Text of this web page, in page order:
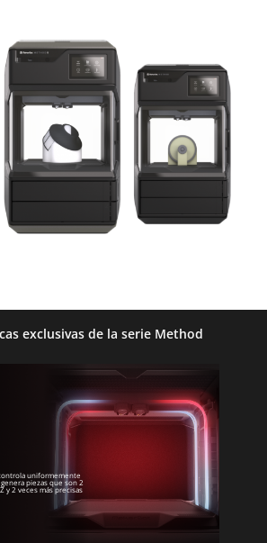
exclusivas de la serie Method
uniformemente
piezas que son 2
y 2 veces más precisas